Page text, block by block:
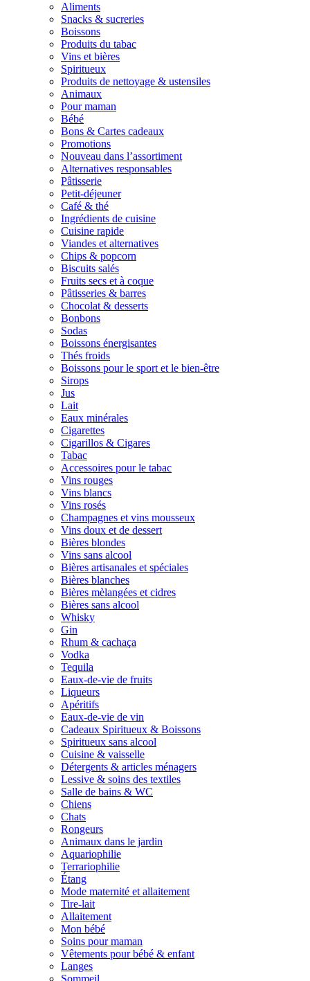
Aliments
Snacks & sucreries
Boissons
Produits du tabac
Vins et bières
Spiritueux
Produits de nettoyage & ustensiles
Animaux
Pour maman
Bébé
Bons & Cartes cadeaux
Promotions
Nouveau dans l’assortiment
Alternatives responsables
Pâtisserie
Petit-déjeuner
Café & thé
Ingrédients de cuisine
Cuisine rapide
Viandes et alternatives
Chips & popcorn
Biscuits salés
Fruits secs et à coque
Pâtisseries & barres
Chocolat & desserts
Bonbons
Sodas
Boissons énergisantes
Thés froids
Boissons pour le sport et le bien-être
Sirops
Jus
Lait
Eaux minérales
Cigarettes
Cigarillos & Cigares
Tabac
Accessoires pour le tabac
Vins rouges
Vins blancs
Vins rosés
Champagnes et vins mousseux
Vins doux et de dessert
Bières blondes
Vins sans alcool
Bières artisanales et spéciales
Bières blanches
Bières mèlangées et cidres
Bières sans alcool
Whisky
Gin
Rhum & cachaça
Vodka
Tequila
Eaux-de-vie de fruits
Liqueurs
Apéritifs
Eaux-de-vie de vin
Cadeaux Spiritueux & Boissons
Spiritueux sans alcool
Cuisine & vaisselle
Détergents & articles ménagers
Lessive & soins des textiles
Salle de bains & WC
Chiens
Chats
Rongeurs
Animaux dans le jardin
Aquariophilie
Terrariophilie
Étang
Mode maternité et allaitement
Tire-lait
Allaitement
Mon bébé
Soins pour maman
Vêtements pour bébé & enfant
Langes
Sommeil